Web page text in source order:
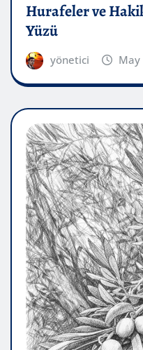
Hurafeler ve
Yüzü
yönetici May